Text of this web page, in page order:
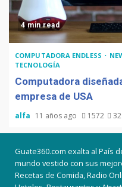
4 min read
COMPUTADORA ENDLESS
TECNOLOGÍA
Computadora
empresa de USA
alfa 11 años ago 1572
Guate360.com exalta al País
mundo vestido con sus
Recetas de Comida, Radio